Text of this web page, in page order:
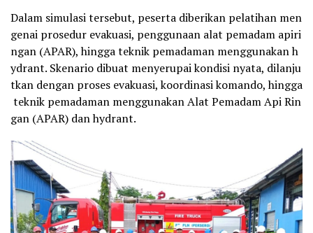
Dalam simulasi tersebut, peserta diberikan pelatihan men
genai prosedur evakuasi, penggunaan alat pemadam apiri
ngan (APAR), hingga teknik pemadaman menggunakan h
ydrant. Skenario dibuat menyerupai kondisi nyata, dilanju
tkan dengan proses evakuasi, koordinasi komando, hingga
teknik pemadaman menggunakan Alat Pemadam Api Rin
gan (APAR) dan hydrant.